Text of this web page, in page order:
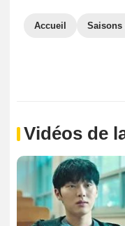
Accueil Saisons
Vidéos de